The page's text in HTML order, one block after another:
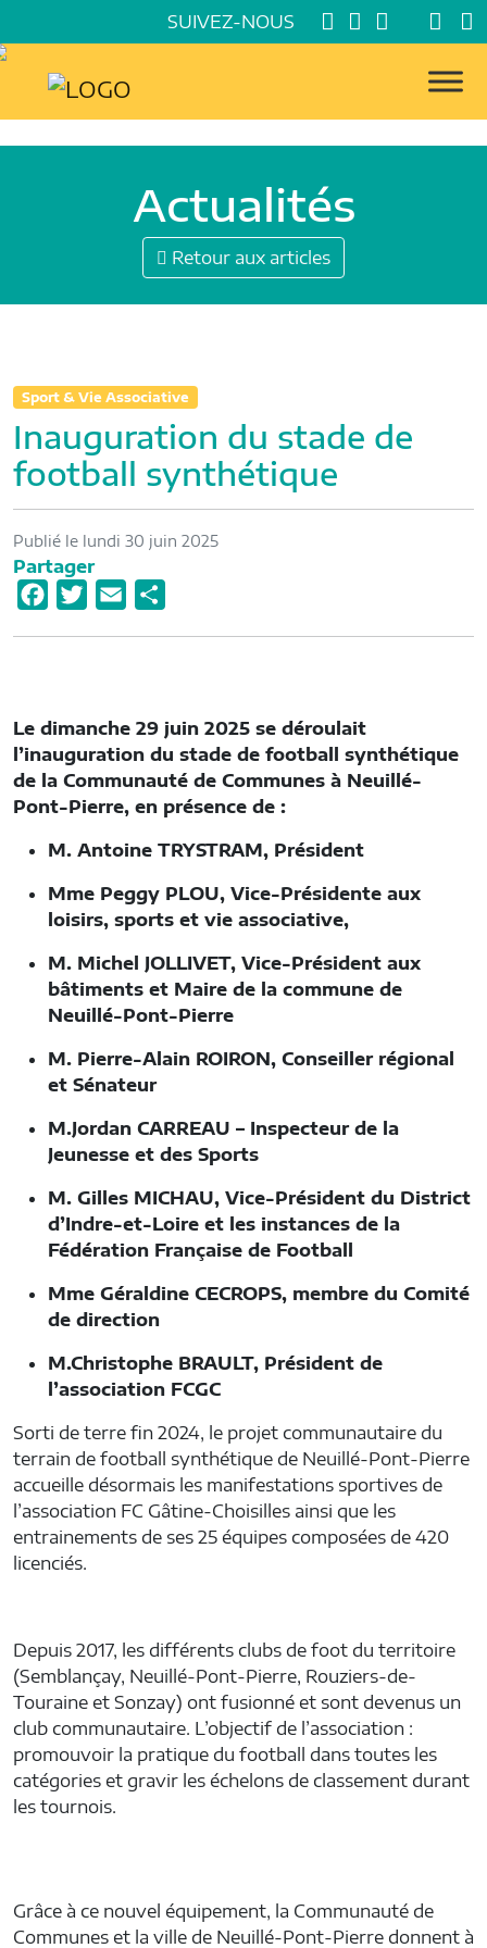
SUIVEZ-NOUS
Actualités
Retour aux articles
Sport & Vie Associative
Inauguration du stade de
football synthétique
Publié le lundi 30 juin 2025
Partager
b
o
o
k
e
r
g
e
r
Le dimanche 29 juin 2025 se déroulait
l’inauguration du stade de football synthétique
de la Communauté de Communes à Neuillé-
Pont-Pierre, en présence de :
M. Antoine TRYSTRAM, Président
Mme Peggy PLOU, Vice-Présidente aux
loisirs, sports et vie associative,
M. Michel JOLLIVET, Vice-Président aux
bâtiments et Maire de la commune de
Neuillé-Pont-Pierre
M. Pierre-Alain ROIRON, Conseiller régional
et Sénateur
M.Jordan CARREAU – Inspecteur de la
Jeunesse et des Sports
M. Gilles MICHAU, Vice-Président du District
d’Indre-et-Loire et les instances de la
Fédération Française de Football
Mme Géraldine CECROPS, membre du Comité
de direction
M.Christophe BRAULT, Président de
l’association FCGC
Sorti de terre fin 2024, le projet communautaire du
terrain de football synthétique de Neuillé-Pont-Pierre
accueille désormais les manifestations sportives de
l’association FC Gâtine-Choisilles ainsi que les
entrainements de ses 25 équipes composées de 420
licenciés.
Depuis 2017, les différents clubs de foot du territoire
(Semblançay, Neuillé-Pont-Pierre, Rouziers-de-
Touraine et Sonzay) ont fusionné et sont devenus un
club communautaire. L’objectif de l’association :
promouvoir la pratique du football dans toutes les
catégories et gravir les échelons de classement durant
les tournois.
Grâce à ce nouvel équipement, la Communauté de
Communes et la ville de Neuillé-Pont-Pierre donnent à